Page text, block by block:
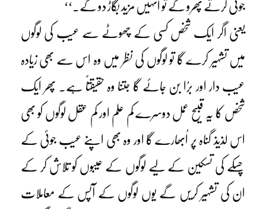
جوئی کرتے پھرو گے تو انہیں مزید بگاڑ دو گے۔‘‘
یعنی اگر ایک شخص کسی کے چھوٹے سے عیب کی لوگوں
میں تشہیر کرے گا تو لوگوں کی نظر میں وہ اس سے بھی زیادہ
عیب دار اور برُا بن جائے گا جتنا وہ حقیقتاً ہے۔ پھر ایک
شخص کا یہ قبیح عمل دوسرے کم علم اور کم عقل لوگوں کو بھی
اس لذیذ گناہ پر اُبھارے گا اور وہ بھی اپنے عیب جوئی کے
چسکے کی تسکین کے لیے لوگوں کے عیبوں کو تلاش کر کے
ان کی تشہیر کریں گے یوں لوگوں کے آپس کے معاملات